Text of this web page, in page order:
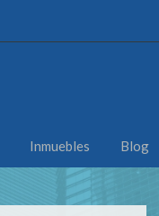
Inmuebles Blog